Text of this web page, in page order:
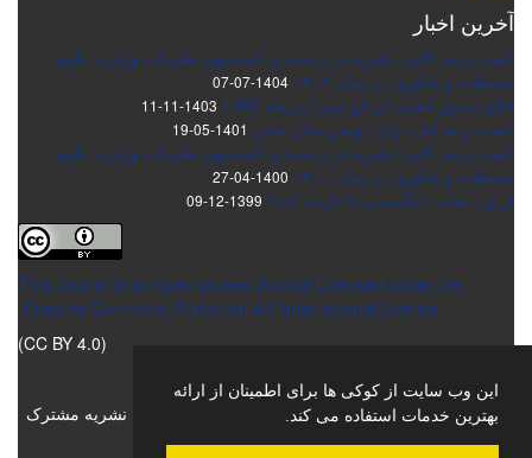
این وب سایت از کوکی ها برای اطمینان از ارائه
بهترین خدمات استفاده می کند.
آخرین اخبار
کسب رتبه "الف" نشریه در رتبه‌بندی کمیسیون نشریات وزارت علوم،
تحقیقات و فناوری در سال ۱۴۰۳
1404-07-07
ابلاغ دستور العمل ارجاع دهی/ تیرماه 1402 1403-11-11
کسب رتبه الف برای دومین سال پیاپی 1401-05-19
کسب رتبه "الف" نشریه در رتبه‌بندی کمیسیون نشریات وزارت علوم،
تحقیقات و فناوری در سال ۱۴۰۰
1400-04-27
از وب سایت انگلیسی ما بازدید کنید! 1399-12-09
This Journal is an open access Journal Licensed under the
Creative Commons Attribution 4.0 International License
(CC BY 4.0)
اشتراک خبرنامه
برای دریافت اخبار و اطلاعیه های مهم نشریه در خبرنامه نشریه مشترک